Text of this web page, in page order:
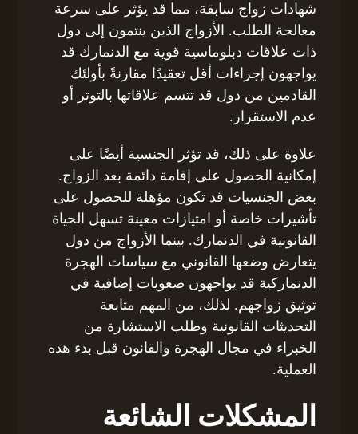
شهادات زواج سابقة، مما قد يؤثر على سرعة
معالجة الطلب. الأزواج الذين ينتمون إلى دول
ذات علاقات دبلوماسية قوية مع الدنمارك قد
يواجهون إجراءات أقل تعقيدًا مقارنةً بأولئك
القادمين من دول قد تتسم علاقاتها بالتوتر أو
عدم الاستقرار.
علاوة على ذلك، قد تؤثر الجنسية أيضًا على
إمكانية الحصول على إقامة دائمة بعد الزواج.
بعض الجنسيات قد تكون مؤهلة للحصول على
تأشيرات خاصة أو امتيازات معينة تسهل الحياة
القانونية في الدنمارك. بينما الأزواج من دول
يتعارض وضعها القانوني مع سياسات الهجرة
الدنماركية قد يواجهون صعوبات إضافية في
توثيق زواجهم. لذلك، من المهم متابعة
التحديثات القانونية وطلب الاستشارة من
الخبراء في مجال الهجرة والقانون قبل بدء هذه
العملية.
المشكلات الشائعة